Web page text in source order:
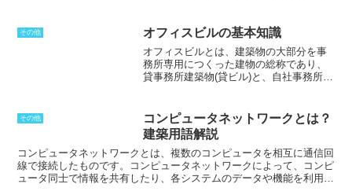
るように、必要な窓を設けてコントロー
ルしています。草庵茶室は、茶室の中で
も特に粗末に見えるように作られていま
すが、非常に風情がある作りになってい
ます。下地窓、にじり口などの特徴も持
その他 オフィスビルの基本知識
オフィスビルとは、建築物の大部分を事
務所専用につくった建物の総称であり、
貸事務所建築物(貸ビル)と、自社事務所建
建築物には含まれない。従って、他の用
途の建築物に比べると、オフィスビルは
法律的には、比較的自由な設計や計画が
できる建物だと言える。しかし、一般に
収益性を重視して、最大の床面積を確保
することが優先されるため、オフィスビ
その他
コンピュータネットワークとは？
建築用語解説
コンピュータネットワーク とは、複数のコンピュータを相互に通信回
線で接続したものです。コンピュータネットワークによって、コンピ
ュータ同士で情報を共有したり、各システムのデータや機能を利用し